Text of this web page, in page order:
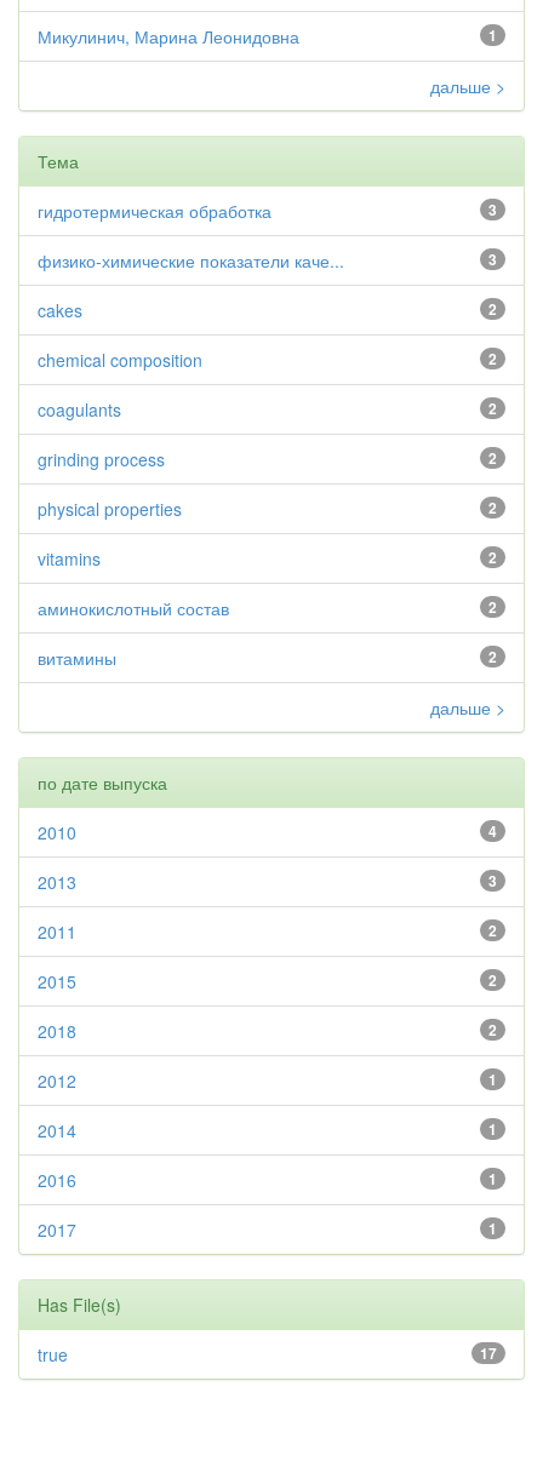
1
Микулинич, Марина Леонидовна
дальше >
Тема
3
гидротермическая обработка
3
физико-химические показатели каче...
2
cakes
2
chemical composition
2
coagulants
2
grinding process
2
physical properties
2
vitamins
2
аминокислотный состав
2
витамины
дальше >
по дате выпуска
4
2010
3
2013
2
2011
2
2015
2
2018
1
2012
1
2014
1
2016
1
2017
Has File(s)
17
true